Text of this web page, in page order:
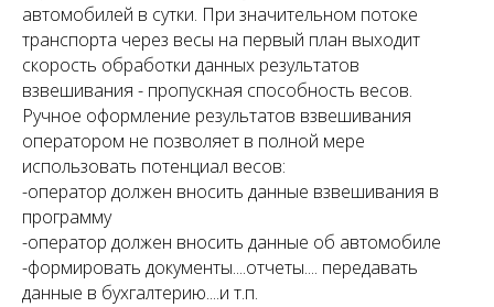
автомобилей в сутки. При значительном потоке
транспорта через весы на первый план выходит
скорость обработки данных результатов
взвешивания - пропускная способность весов.
Ручное оформление результатов взвешивания
оператором не позволяет в полной мере
использовать потенциал весов:
-оператор должен вносить данные взвешивания в
программу
-оператор должен вносить данные об автомобиле
-формировать документы....отчеты.... передавать
данные в бухгалтерию....и т.п.